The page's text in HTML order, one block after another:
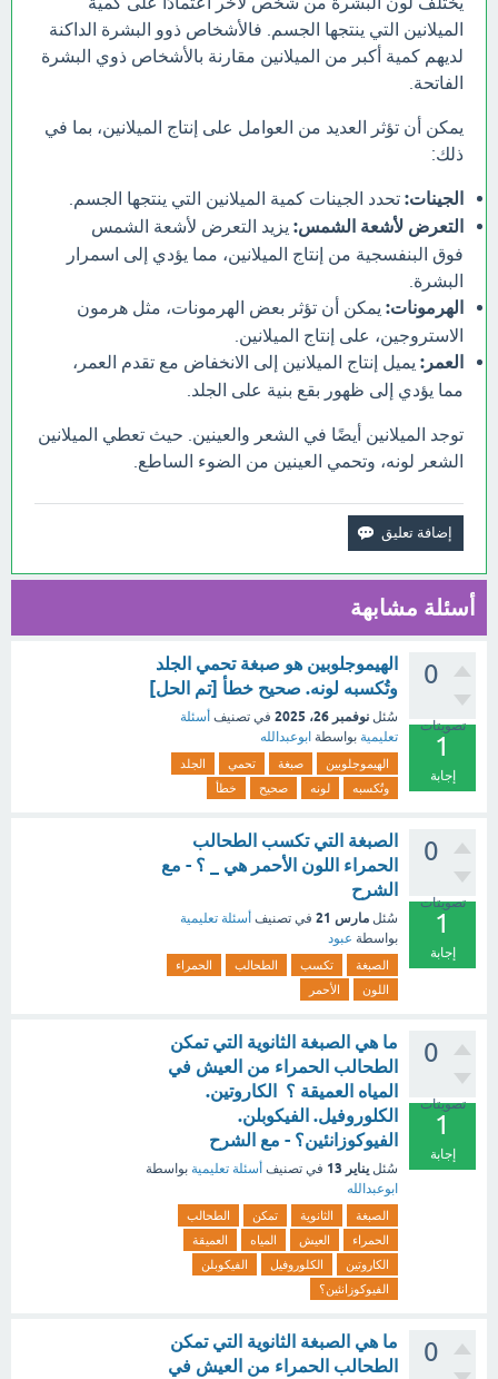
الميلانين التي ينتجها الجسم. فالأشخاص ذوو البشرة الداكنة
لديهم كمية أكبر من الميلانين مقارنة بالأشخاص ذوي البشرة
الفاتحة.
يمكن أن تؤثر العديد من العوامل على إنتاج الميلانين، بما في
ذلك:
الجينات: تحدد الجينات كمية الميلانين التي ينتجها الجسم.
التعرض لأشعة الشمس: يزيد التعرض لأشعة الشمس
فوق البنفسجية من إنتاج الميلانين، مما يؤدي إلى اسمرار
البشرة.
الهرمونات: يمكن أن تؤثر بعض الهرمونات، مثل هرمون
الاستروجين، على إنتاج الميلانين.
العمر: يميل إنتاج الميلانين إلى الانخفاض مع تقدم العمر،
مما يؤدي إلى ظهور بقع بنية على الجلد.
توجد الميلانين أيضًا في الشعر والعينين. حيث تعطي الميلانين
الشعر لونه، وتحمي العينين من الضوء الساطع.
أسئلة مشابهة
0
تصويتات
1
إجابة
الهيموجلوبين هو صبغة تحمي الجلد
وتُكسبه لونه. صحيح خطأ [تم الحل]
سُئل نوفمبر 26، 2025 في تصنيف أسئلة
تعليمية بواسطة ابوعبدالله
الهيموجلوبين صبغة تحمي
الجلد
وتُكسبه
لونه صحيح خطأ
0
تصويتات
1
إجابة
الصبغة التي تكسب الطحالب
الحمراء اللون الأحمر هي _ ؟ - مع
الشرح
سُئل مارس 21 في تصنيف أسئلة تعليمية
بواسطة عبود
الصبغة تكسب الطحالب
الحمراء
اللون
الأحمر
0
تصويتات
1
إجابة
ما هي الصبغة الثانوية التي تمكن
الطحالب الحمراء من العيش في
المياه العميقة ؟ الكاروتين.
الكلوروفيل. الفيكوبلن.
الفيوكوزانئين؟ - مع الشرح
سُئل يناير 13 في تصنيف أسئلة تعليمية بواسطة
ابوعبدالله
الصبغة الثانوية تمكن
الطحالب
الحمراء
العيش المياه
العميقة
الكاروتين
الكلوروفيل
الفيكوبلن
الفيوكوزانئين؟
0
ما هي الصبغة الثانوية التي تمكن
الطحالب الحمراء من العيش في